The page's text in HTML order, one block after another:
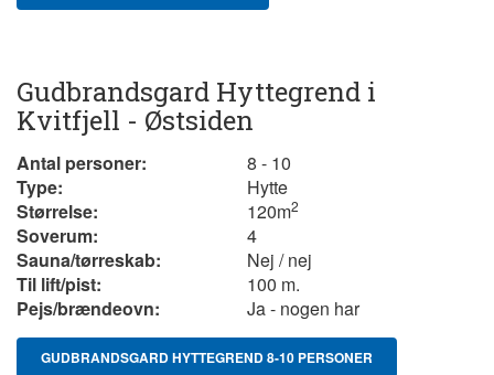
Gudbrandsgard Hyttegrend i
Kvitfjell - Østsiden
Antal personer:
8 - 10
Type:
Hytte
Størrelse:
120m2
Soverum:
4
Sauna/tørreskab:
Nej / nej
Til lift/pist:
100 m.
Pejs/brændeovn:
Ja - nogen har
GUDBRANDSGARD HYTTEGREND 8-10 PERSONER